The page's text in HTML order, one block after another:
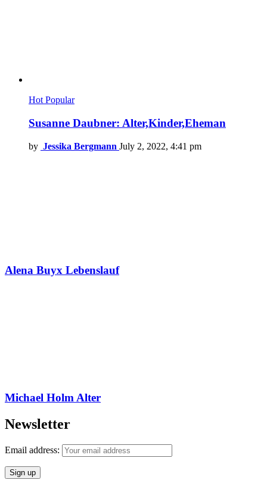
Hot Popular
Susanne Daubner: Alter,Kinder,Eheman
by Jessika Bergmann July 2, 2022, 4:41 pm
Alena Buyx Lebenslauf
Michael Holm Alter
Newsletter
Email address: